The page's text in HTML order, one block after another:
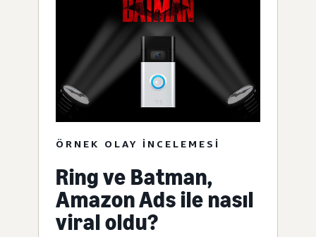
ÖRNEK OLAY INCELEMESI
Ring ve Batman,
Amazon Ads ile nasıl
viral oldu?